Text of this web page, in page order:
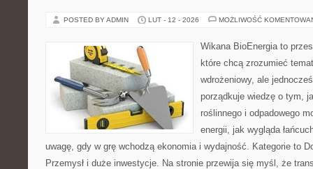
POSTED BY ADMIN LUT - 12 - 2026 MOŻLIWOŚĆ
Wikana BioEnergia to
które chcą zrozumieć
wdrożeniowy, ale
porządkuje wiedzę o tym,
roślinnego i odpadowego
energii, jak wygląda
uwagę, gdy w grę wchodzą ekonomia i wydajność. Kategorie to
Przemysł i duże inwestycje. Na stronie przewija się myśl, że